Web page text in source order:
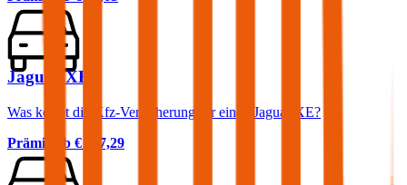
Jaguar XE
Was kostet die Kfz-Versicherung für einen Jaguar XE?
Prämie ab € 117,29